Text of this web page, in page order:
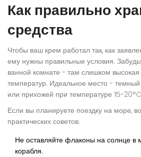
Как правильно
средства
Чтобы ваш крем работал так, как
ему нужны правильные условия.
ванной комнате - там слишком
температур. Идеальное место -
или прихожей при температуре 15-
Если вы планируете поездку на море,
практических советов:
Не оставляйте флаконы на солнце
корабля.